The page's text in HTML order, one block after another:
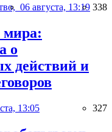
06 августа, 13:19 338
мира:
о
действий и
13:05 327